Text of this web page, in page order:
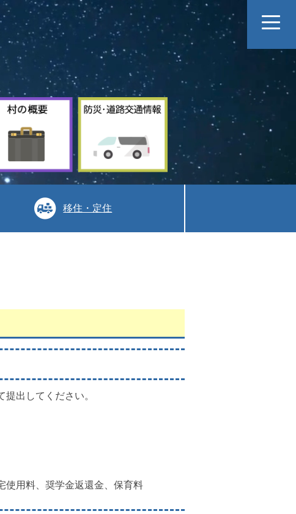
村
の
防
交
通
情
移住・定住
出してください。
使用料、奨学金返還金、保育料